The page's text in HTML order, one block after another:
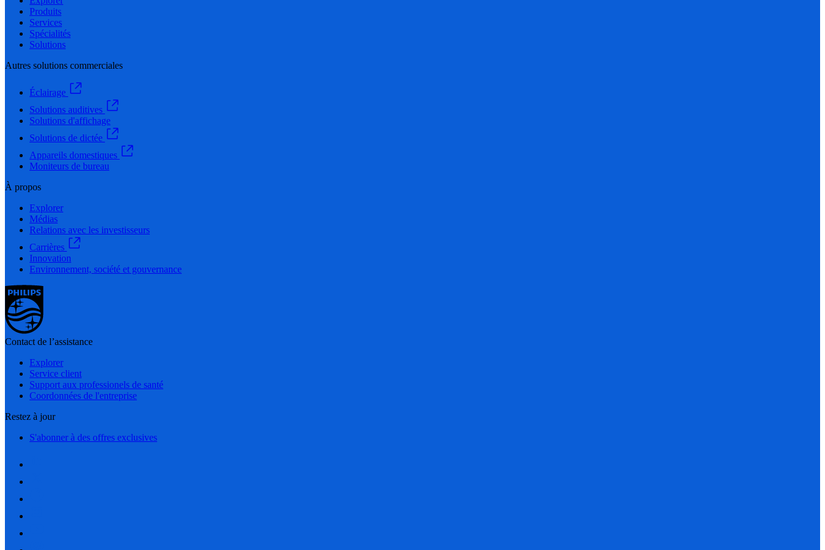
Produits
Services
Spécialités
Solutions
Autres solutions commerciales
Éclairage
Solutions auditives
Solutions d'affichage
Solutions de dictée
Appareils domestiques
Moniteurs de bureau
À propos
Explorer
Médias
Relations avec les investisseurs
Carrières
Innovation
Environnement, société et gouvernance
Contact de l’assistance
Explorer
Service client
Support aux professionels de santé
Coordonnées de l'entreprise
Restez à jour
S'abonner à des offres exclusives